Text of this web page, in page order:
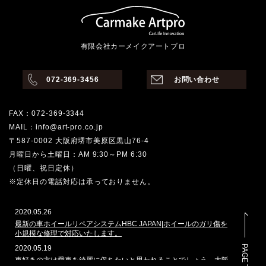
有限会社カーメイクアートプロ
072-369-3456 お問い合わせ
FAX：072-369-3344
MAIL：info@art-pro.co.jp
〒587-0002 大阪府堺市美原区黒山76-4
月曜日から土曜日：AM 9:30～PM 6:30
（日曜、祝日定休）
※定休日の電話対応は承っておりません。
2020.05.26
最新の車ホイールリペアシステムHBC JAPAN|ホイールのガリ傷を
小規模な修理で対応いたします。
2020.05.19
車好きの方は愛車を綺麗に保ちたいと思われることでしょう。大阪